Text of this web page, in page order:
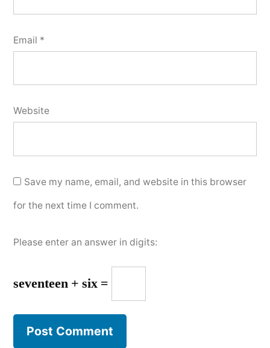
Email *
Website
Save my name, email, and website in this browser
for the next time I comment.
Please enter an answer in digits:
seventeen + six =